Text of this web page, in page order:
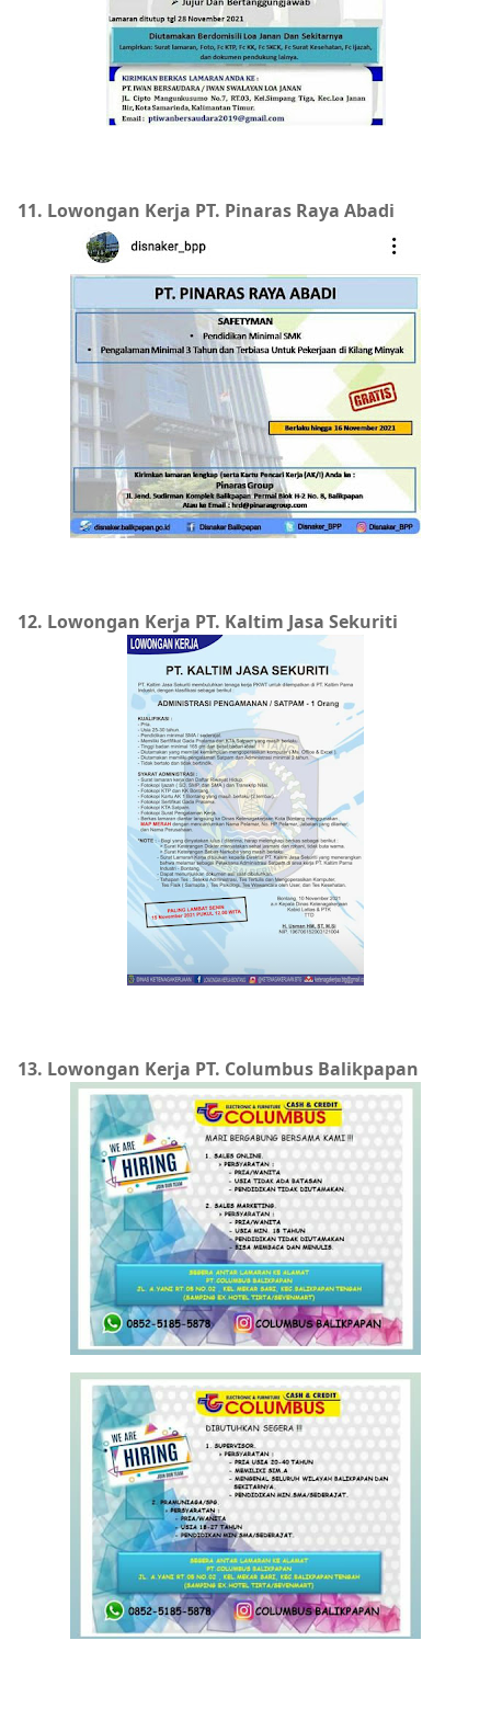
11. Lowongan Kerja PT. Pinaras Raya Abadi
12. Lowongan Kerja PT. Kaltim Jasa Sekuriti
13. Lowongan Kerja PT. Columbus Balikpapan